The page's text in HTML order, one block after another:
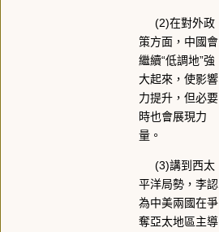
(2)在對外政
策方面，中國會
繼續“低調地”強
大起來，使影響
力提升，但必要
時也會展現力
量。
(3)講到西太
平洋局勢，李認
為中美兩國在爭
奪亞太地區主導